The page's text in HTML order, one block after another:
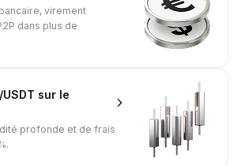
virement
dans plus de
sur le
profonde et de frais